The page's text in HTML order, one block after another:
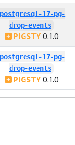
postgresql-17-pg-
drop-events
PIGSTY0.1.0
postgresql-17-pg-
drop-events
PIGSTY0.1.0